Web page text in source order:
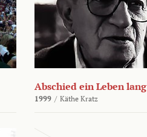
Abschied ein Leben lang
1999 / Käthe Kratz